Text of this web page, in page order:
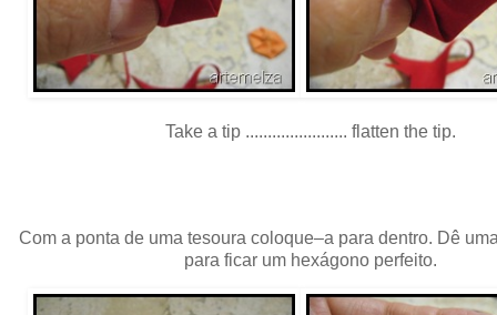
Take a tip ....................... flatten the tip.
Com a ponta de uma tesoura coloque–a para dentro. Dê
para ficar um hexágono perfeito.